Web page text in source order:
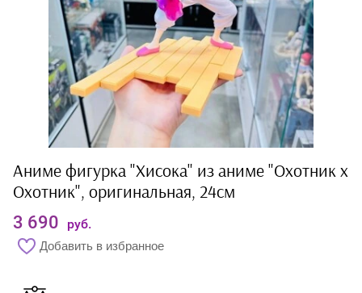
Аниме фигурка "Хисока" из аниме "Охотник х
Охотник", оригинальная, 24см
3 690 руб.
Добавить в избранное